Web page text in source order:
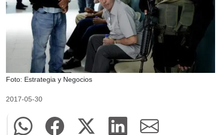
Foto: Estrategia y Negocios
2017-05-30